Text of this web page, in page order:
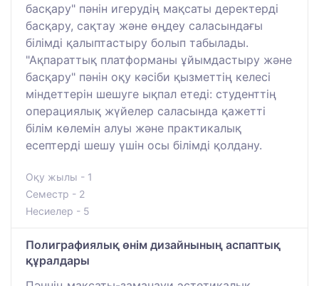
басқару" пәнін игерудің мақсаты деректерді
басқару, сақтау және өңдеу саласындағы
білімді қалыптастыру болып табылады.
"Ақпараттық платформаны ұйымдастыру және
басқару" пәнін оқу кәсіби қызметтің келесі
міндеттерін шешуге ықпал етеді: студенттің
операциялық жүйелер саласында қажетті
білім көлемін алуы және практикалық
есептерді шешу үшін осы білімді қолдану.
Оқу жылы - 1
Семестр - 2
Несиелер - 5
Полиграфиялық өнім дизайнының аспаптық
құралдары